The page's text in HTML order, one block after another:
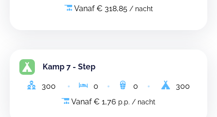
Vanaf € 318,85 / nacht
Kamp 7 - Step
300 0 0
300
Vanaf € 1,76 p.p. / nacht